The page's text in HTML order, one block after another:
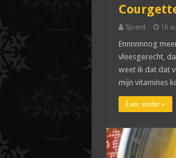
Sjoerd 16
Ennnnnnog
vleesgerecht,
weet ik dat dat
mijn vitamines
Lees verder »